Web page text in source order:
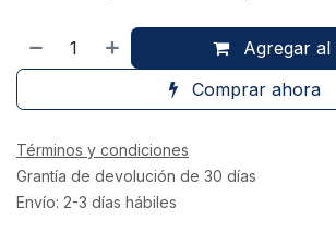
Agregar
Comprar ahora
Términos y condiciones
Grantía de devolución de 30 días
Envío: 2-3 días hábiles